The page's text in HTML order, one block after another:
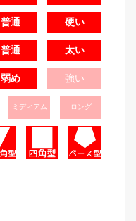
普通 硬い
普通 太い
弱め 強い
ミディアム ロング